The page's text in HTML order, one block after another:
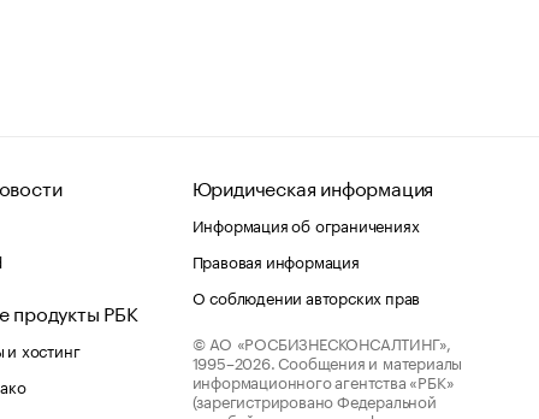
продукты РБК
хостинг
Юридическая информация
Информация об ограничениях
Правовая информация
О соблюдении авторских прав
© АО «РОСБИЗНЕСКОНСАЛТИНГ»,
1995–2026. Сообщения и материалы
информационного агентства «РБК»
(зарегистрировано Федеральной